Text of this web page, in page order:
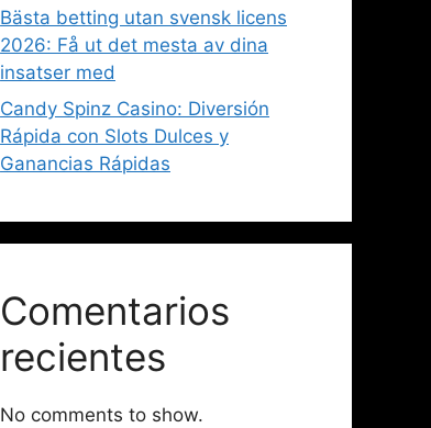
Bästa betting utan svensk licens
2026: Få ut det mesta av dina
insatser med
Candy Spinz Casino: Diversión
Rápida con Slots Dulces y
Ganancias Rápidas
Comentarios
recientes
No comments to show.